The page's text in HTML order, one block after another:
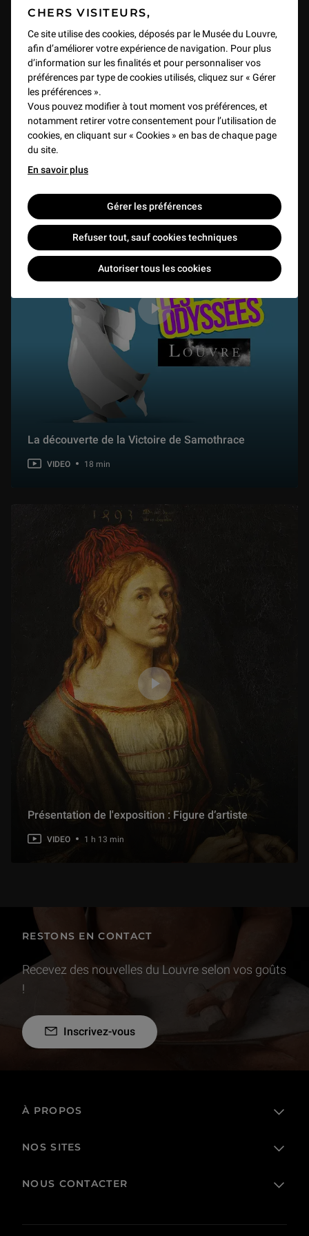
CHERS VISITEURS,
Ce site utilise des cookies, déposés par le Musée du Louvre,
afin d’améliorer votre expérience de navigation. Pour plus
d’information sur les finalités et pour personnaliser vos
préférences par type de cookies utilisés, cliquez sur « Gérer
les préférences ».
Vous pouvez modifier à tout moment vos préférences, et
notamment retirer votre consentement pour l’utilisation de
cookies, en cliquant sur « Cookies » en bas de chaque page
du site.
En savoir plus
Gérer les préférences
Refuser tout, sauf cookies techniques
Autoriser tous les cookies
La vie extraordinaire de la peintre Élisabeth Vigée-
Le Brun
VIDEO 20 min
La découverte de la Victoire de Samothrace
VIDEO 18 min
Présentation de l'exposition : Figure d’artiste
VIDEO 1 h 13 min
RESTONS EN CONTACT
Recevez des nouvelles du Louvre selon vos goûts
!
Inscrivez-vous
À PROPOS
L'établissement public
NOS SITES
Billetterie
NOUS CONTACTER